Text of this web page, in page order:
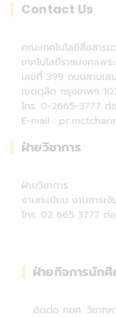
Contact Us
คณะเทคโนโลยีสื่อสา
เทคโนโลยีราชมงคลพร
เลขที่ 399 ถนนสามเ
เขตดุสิต กรุงเทพฯ
โทร. 0-2665-3777
E-mail :
ฝ่ายวิชาการ
ฝ่ายวิชาการ
งานทะเบียน งานการเ
โทร. 02 665 3777 ต่
ฝ่ายกิจการนักศึ
ติดต่อ กยศ. วิชาทห